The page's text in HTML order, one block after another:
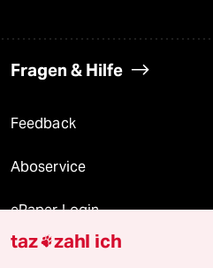
Fragen & Hilfe
Feedback
Aboservice
ePaper Login
Downloads für Abonnierende
taz zahl ich